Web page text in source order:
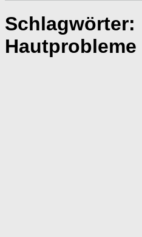
Schlagwörter:
Hautprobleme